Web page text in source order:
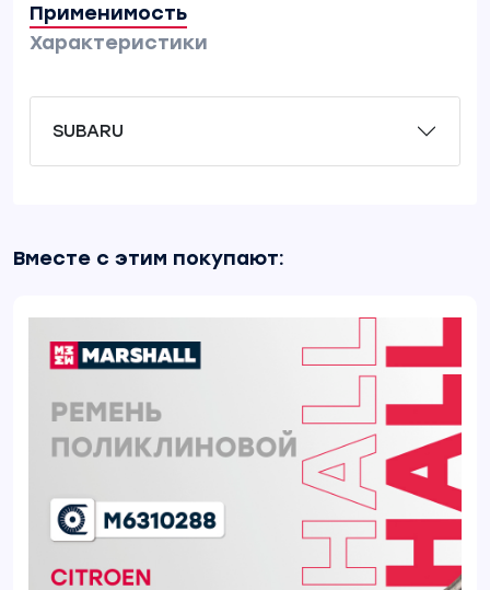
Применимость
Характеристики
SUBARU
Вместе с этим покупают: